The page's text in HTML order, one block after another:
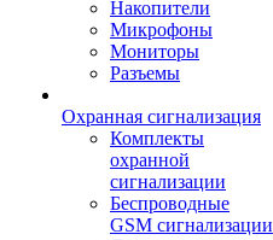
Накопители
Микрофоны
Мониторы
Разъемы
Охранная сигнализация
Комплекты
охранной
сигнализации
Беспроводные
GSM сигнализации